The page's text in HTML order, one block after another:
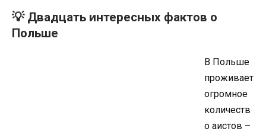
💡 Двадцать интересных фактов о
Польше
В Польше
проживает
огромное
количеств
о аистов –